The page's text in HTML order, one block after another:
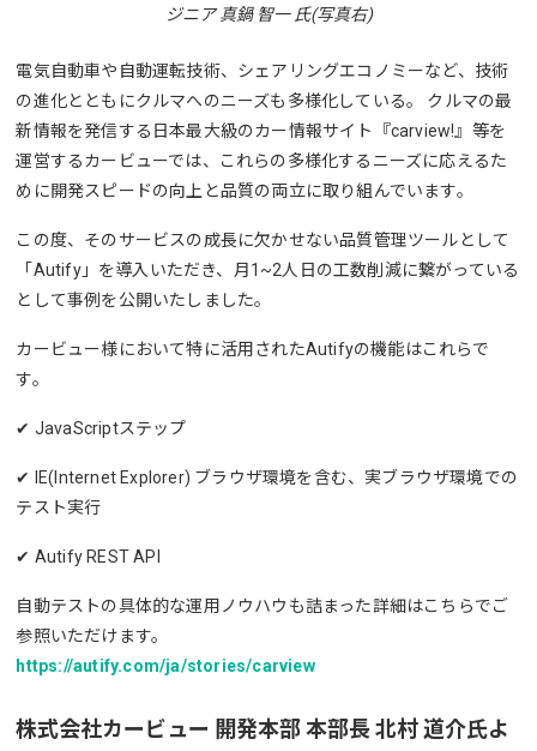
ジニア 真鍋 智一 氏(写真右)
電気自動車や自動運転技術、シェアリングエコノミーなど、技術
の進化とともにクルマへのニーズも多様化している。 クルマの最
新情報を発信する日本最大級のカー情報サイト『carview!』等を
運営するカービューでは、これらの多様化するニーズに応えるた
めに開発スピードの向上と品質の両立に取り組んでいます。
この度、そのサービスの成長に欠かせない品質管理ツールとして
「Autify」を導入いただき、月1~2人日の工数削減に繋がっている
として事例を公開いたしました。
カービュー様において特に活用されたAutifyの機能はこれらで
す。
✔︎ JavaScriptステップ
✔︎ IE(Internet Explorer) ブラウザ環境を含む、実ブラウザ環境での
テスト実行
✔︎ Autify REST API
自動テストの具体的な運用ノウハウも詰まった詳細はこちらでご
参照いただけます。
https://autify.com/ja/stories/carview
株式会社カービュー 開発本部 本部長 北村 道介氏よ